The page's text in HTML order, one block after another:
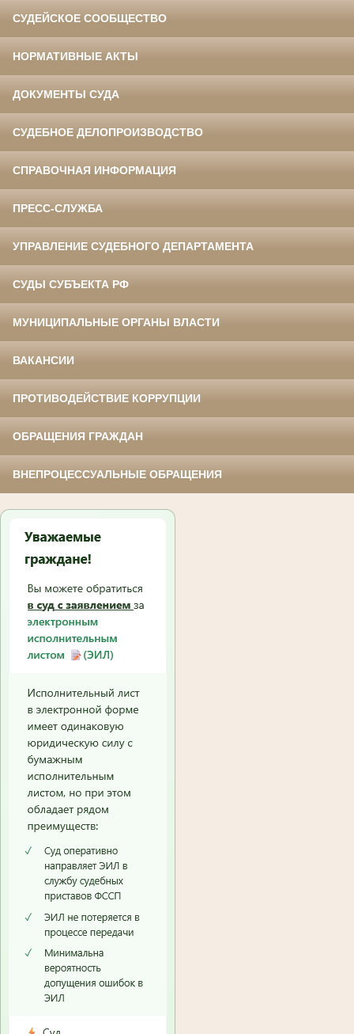
СУДЕЙСКОЕ СООБЩЕСТВО
НОРМАТИВНЫЕ АКТЫ
ДОКУМЕНТЫ СУДА
СУДЕБНОЕ ДЕЛОПРОИЗВОДСТВО
СПРАВОЧНАЯ ИНФОРМАЦИЯ
ПРЕСС-СЛУЖБА
УПРАВЛЕНИЕ СУДЕБНОГО ДЕПАРТАМЕНТА
СУДЫ СУБЪЕКТА РФ
МУНИЦИПАЛЬНЫЕ ОРГАНЫ ВЛАСТИ
ВАКАНСИИ
ПРОТИВОДЕЙСТВИЕ КОРРУПЦИИ
ОБРАЩЕНИЯ ГРАЖДАН
ВНЕПРОЦЕССУАЛЬНЫЕ ОБРАЩЕНИЯ